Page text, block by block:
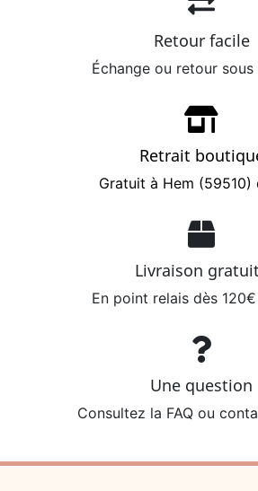
Retour facile
Échange ou retour sous
Retrait
Gratuit à Hem (59510)
Livraison
En point relais dès
Une question
Consultez la FAQ ou